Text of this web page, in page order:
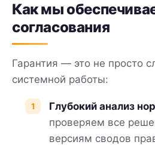
Как мы
согласования
Гарантия — это не просто
системной работы:
Глубокий анализ
проверяем все
версиям сводов